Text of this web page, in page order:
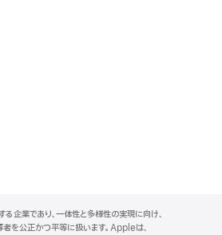
企業であり、一体性と多様性の実現に向け、
者を公正かつ平等に扱います。Appleは、